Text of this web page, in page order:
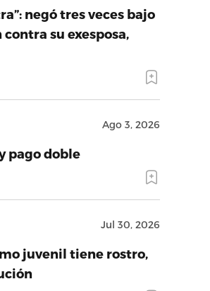
negó tres veces bajo
su exesposa,
Ago 3, 2026
pago doble
Jul 30, 2026
juvenil tiene rostro,